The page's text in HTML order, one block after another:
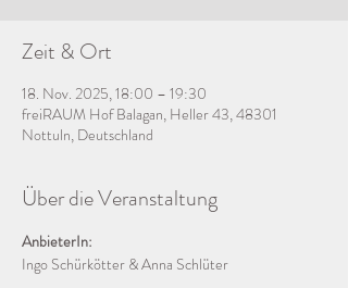
Zeit & Ort
18. Nov. 2025, 18:00 – 19:30
freiRAUM Hof Balagan, Heller 43, 48301
Nottuln, Deutschland
Über die Veranstaltung
AnbieterIn:
Ingo Schürkötter & Anna Schlüter